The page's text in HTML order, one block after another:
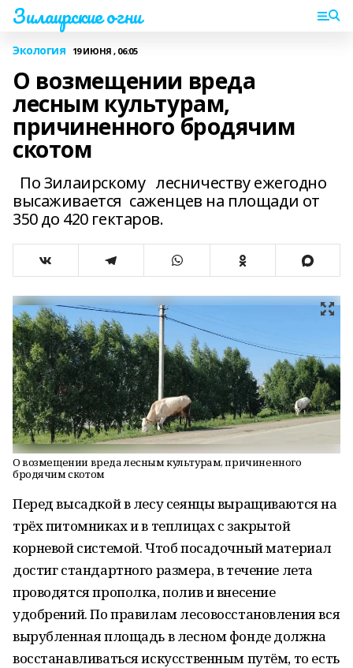
Зилаирские огни
Экология 19 ИЮНЯ , 06:05
О возмещении вреда
лесным культурам,
причиненного бродячим
скотом
По Зилаирскому лесничеству ежегодно
высаживается саженцев на площади от
350 до 420 гектаров.
О возмещении вреда лесным культурам, причиненного
бродячим скотом
Перед высадкой в лесу сеянцы выращиваются на
трёх питомниках и в теплицах с закрытой
корневой системой. Чтоб посадочный материал
достиг стандартного размера, в течение лета
проводятся прополка, полив и внесение
удобрений. По правилам лесовосстановления вся
вырубленная площадь в лесном фонде должна
восстанавливаться искусственным путём, то есть